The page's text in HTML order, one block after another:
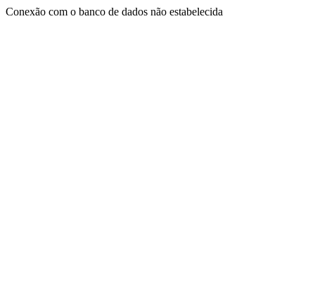
Conexão com o banco de dados não estabelecida